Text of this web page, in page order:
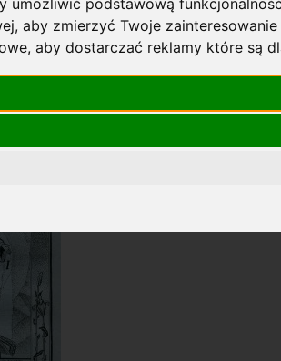
,aby zmierzyć Twoje
,aby dostarczać reklamy które są